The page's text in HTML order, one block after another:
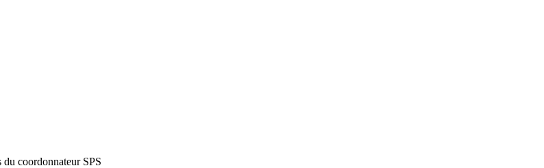
coordonnateur SPS